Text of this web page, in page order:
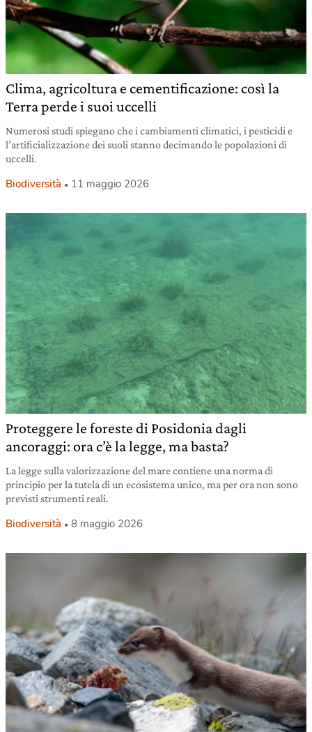
Clima, agricoltura e cementificazione: così la
Terra perde i suoi uccelli
Numerosi studi spiegano che i cambiamenti climatici, i pesticidi e
l’artificializzazione dei suoli stanno decimando le popolazioni di
uccelli.
Biodiversità 11 maggio 2026
Proteggere le foreste di Posidonia dagli
ancoraggi: ora c’è la legge, ma basta?
La legge sulla valorizzazione del mare contiene una norma di
principio per la tutela di un ecosistema unico, ma per ora non sono
previsti strumenti reali.
Biodiversità 8 maggio 2026